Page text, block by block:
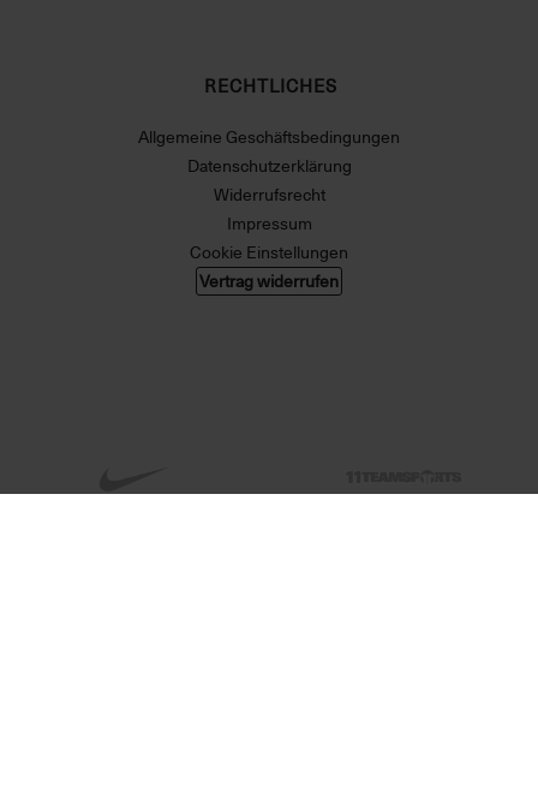
RECHTLICHES
Allgemeine Geschäftsbedingungen
Datenschutzerklärung
Widerrufsrecht
Impressum
Cookie Einstellungen
Vertrag widerrufen